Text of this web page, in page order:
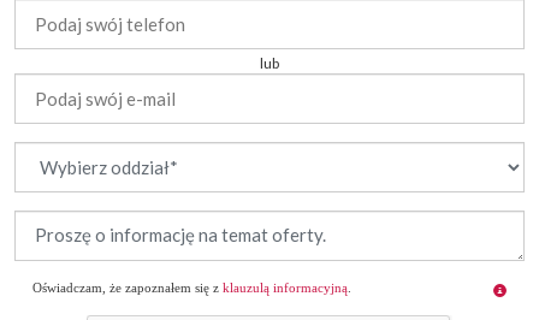
lub
Oświadczam, że zapoznałem się z klauzulą informacyjną